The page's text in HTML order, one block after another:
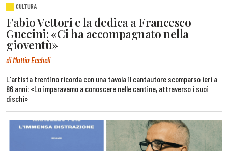
CULTURA
Fabio Vettori e la dedica a Francesco
Guccini: «Ci ha accompagnato nella
gioventù»
di Mattia Eccheli
L'artista trentino ricorda con una tavola il cantautore scomparso ieri a
86 anni: «Lo imparavamo a conoscere nelle cantine, attraverso i suoi
dischi»